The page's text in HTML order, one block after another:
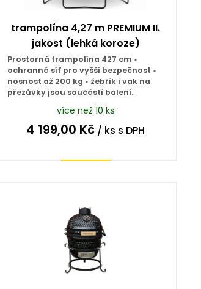
trampolína 4,27 m PREMIUM II.
jakost (lehká koroze)
Prostorná trampolína 427 cm •
ochranná síť pro vyšší bezpečnost •
nosnost až 200 kg • žebřík i vak na
přezůvky jsou součástí balení.
více než 10 ks
4 199,00 Kč / ks s DPH